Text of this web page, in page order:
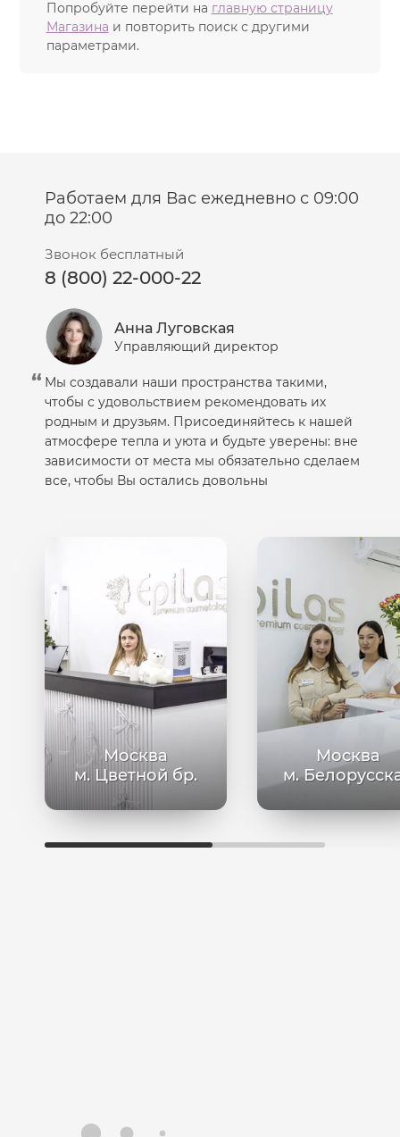
Попробуйте перейти на главную страницу
Магазина и повторить поиск с другими
параметрами.
Работаем для Вас ежедневно с 09:00
до 22:00
Звонок бесплатный
8 (800) 22-000-22
Анна Луговская
Управляющий директор
Мы создавали наши пространства такими,
чтобы с удовольствием рекомендовать их
родным и друзьям. Присоединяйтесь к нашей
атмосфере тепла и уюта и будьте уверены: вне
зависимости от места мы обязательно сделаем
все, чтобы Вы остались довольны